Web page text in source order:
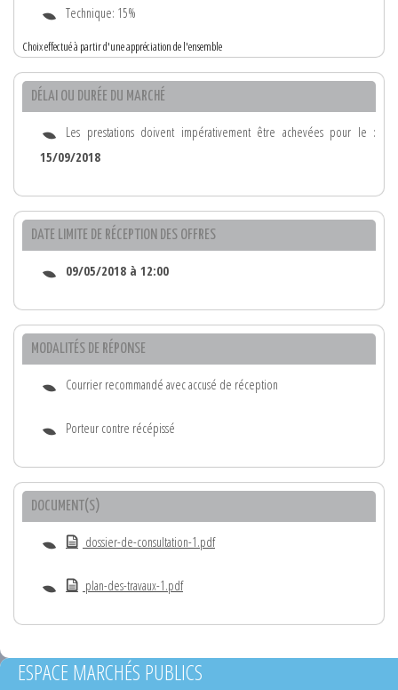
Technique: 15%
Choix effectué à partir d'une appréciation de l'ensemble
DÉLAI OU DURÉE DU MARCHÉ
Les prestations doivent impérativement être achevées pour le :
15/09/2018
DATE LIMITE DE RÉCEPTION DES OFFRES
09/05/2018 à 12:00
MODALITÉS DE RÉPONSE
Courrier recommandé avec accusé de réception
Porteur contre récépissé
DOCUMENT(S)
dossier-de-consultation-1.pdf
plan-des-travaux-1.pdf
ESPACE MARCHÉS PUBLICS